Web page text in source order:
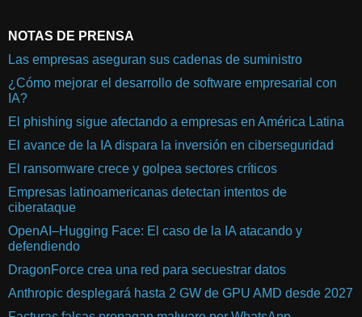
NOTAS DE PRENSA
Las empresas aseguran sus cadenas de suministro
¿Cómo mejorar el desarrollo de software empresarial con
IA?
El phishing sigue afectando a empresas en América Latina
El avance de la IA dispara la inversión en ciberseguridad
El ransomware crece y golpea sectores críticos
Empresas latinoamericanas detectan intentos de
ciberataque
OpenAI–Hugging Face: El caso de la IA atacando y
defendiendo
DragonForce crea una red para secuestrar datos
Anthropic desplegará hasta 2 GW de GPU AMD desde 2027